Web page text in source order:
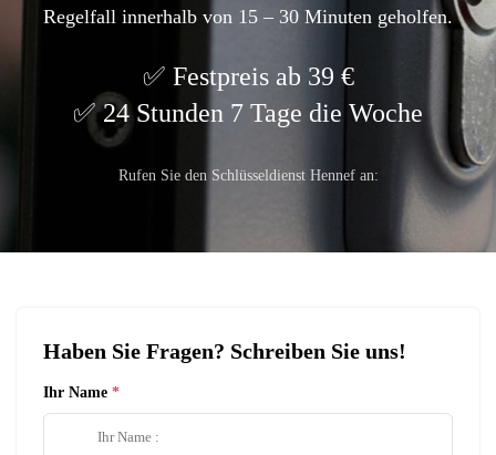
Regelfall innerhalb von 15 – 30 Minuten geholfen.
Festpreis ab 39 €
24 Stunden 7 Tage die Woche
Rufen Sie den Schlüsseldienst Hennef an:
Haben Sie Fragen? Schreiben Sie uns!
Ihr Name